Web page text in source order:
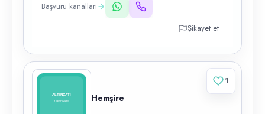
Başvuru kanalları
Şikayet et
Hemşire
1